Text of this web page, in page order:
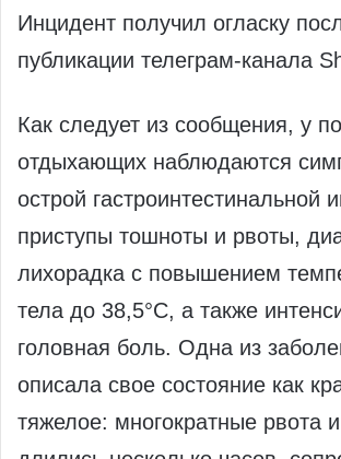
Инцидент получил огласку
публикации телеграм-канала
Как следует из сообщения, у
отдыхающих наблюдаются
острой гастроинтестинальной
приступы тошноты и рвоты,
лихорадка с повышением
тела до 38,5°C, а также
головная боль. Одна из
описала свое состояние как
тяжелое: многократные рвота